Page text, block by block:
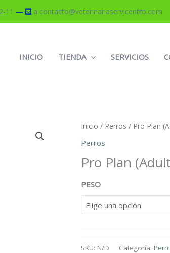
11 — a contacto@veterinariaservicentro.com
INICIO TIENDA SERVICIOS
Inicio / Perros / Pro Plan
Perros
Pro Plan
PESO
SKU: N/D Categoría: